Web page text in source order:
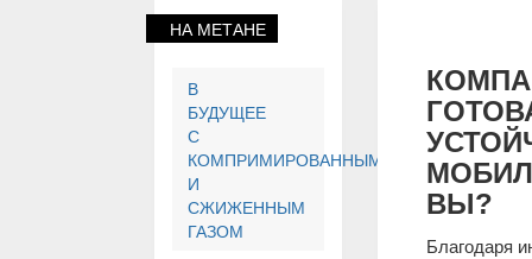
НА МЕТАНЕ
В
БУДУЩЕЕ
С
КОМПРИМИРОВАННЫМ
И
СЖИЖЕННЫМ
ГАЗОМ
ВЫ?
Благодаря